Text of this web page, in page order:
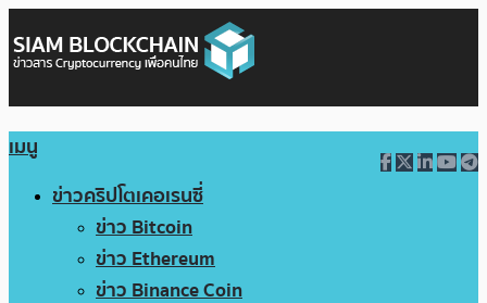
เมนู
ข่าวคริปโตเคอเรนซี่
ข่าว Bitcoin
ข่าว Ethereum
ข่าว Binance Coin